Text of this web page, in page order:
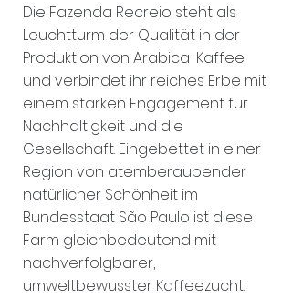
Die Fazenda Recreio steht als
Leuchtturm der Qualität in der
Produktion von Arabica-Kaffee
und verbindet ihr reiches Erbe mit
einem starken Engagement für
Nachhaltigkeit und die
Gesellschaft. Eingebettet in einer
Region von atemberaubender
natürlicher Schönheit im
Bundesstaat São Paulo ist diese
Farm gleichbedeutend mit
nachverfolgbarer,
umweltbewusster Kaffeezucht.